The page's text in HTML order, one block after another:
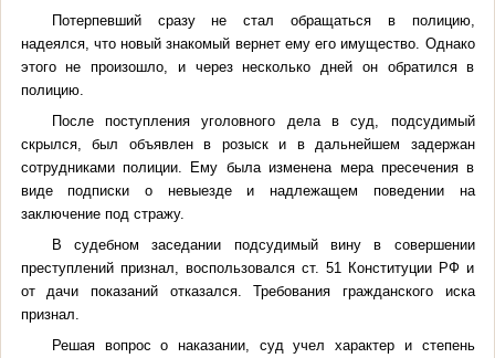
Потерпевший сразу не стал обращаться в полицию,
надеялся, что новый знакомый вернет ему его имущество. Однако
этого не произошло, и через несколько дней он обратился в
полицию.
После поступления уголовного дела в суд, подсудимый
скрылся, был объявлен в розыск и в дальнейшем задержан
сотрудниками полиции. Ему была изменена мера пресечения в
виде подписки о невыезде и надлежащем поведении на
заключение под стражу.
В судебном заседании подсудимый вину в совершении
преступлений признал, воспользовался ст. 51 Конституции РФ и
от дачи показаний отказался. Требования гражданского иска
признал.
Решая вопрос о наказании, суд учел характер и степень